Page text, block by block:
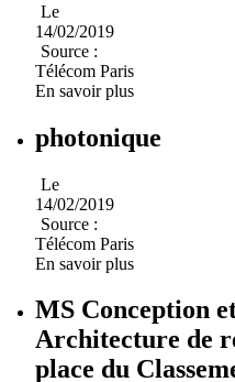
Le
14/02/2019
Source :
Télécom Paris
En savoir plus
photonique
Le
14/02/2019
Source :
Télécom Paris
En savoir plus
MS Conception
Architecture de
place du